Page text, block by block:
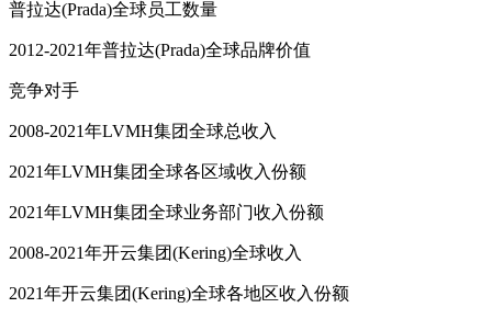
普拉达(Prada)全球员工数量
2012-2021年普拉达(Prada)全球品牌价值
竞争对手
2008-2021年LVMH集团全球总收入
2021年LVMH集团全球各区域收入份额
2021年LVMH集团全球业务部门收入份额
2008-2021年开云集团(Kering)全球收入
2021年开云集团(Kering)全球各地区收入份额